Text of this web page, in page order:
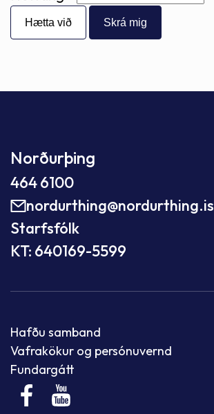
Hætta við
Norðurþing
464 6100
nordurthing@nordurthing.is
Starfsfólk
KT: 640169-5599
Hafðu samband
Vafrakökur og persónuvernd
Fundargátt